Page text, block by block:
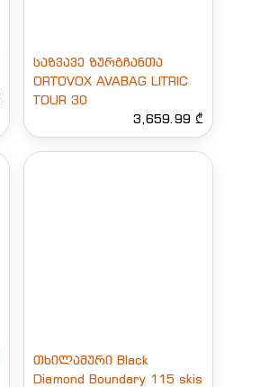
საზვავე ზურგჩანთა
ORTOVOX AVABAG LITRIC
TOUR 30
3,659.99 ₾
თხილამური Black
Diamond Boundary 115 skis